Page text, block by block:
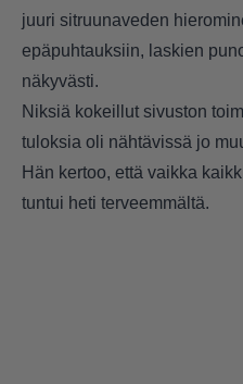
juuri sitruunaveden
epäpuhtauksiin, laskien
näkyvästi.
Niksiä kokeillut sivuston
tuloksia oli nähtävissä jo
Hän kertoo, että vaikka
tuntui heti terveemmältä.